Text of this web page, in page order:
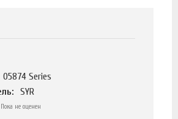
05874 Series
SYR
Пока не оценен